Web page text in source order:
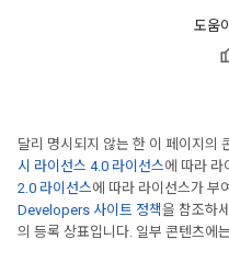
도움
달리 명시되지 않는 한 이 페이지의
시 라이선스 4.0 라이선스에 따라 라
2.0 라이선스에 따라 라이선스가 부
Developers 사이트 정책을 참조하
의 등록 상표입니다. 일부 콘텐츠에는